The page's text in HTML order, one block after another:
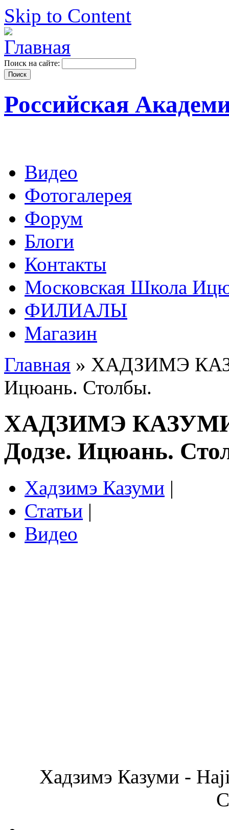
Skip to Content
Поиск на сайте:
Российская
Видео
Фотогалерея
Форум
Блоги
Контакты
Московская Школа
ФИЛИАЛЫ
Магазин
Главная » ХАДЗИМЭ
Ицюань. Столбы.
ХАДЗИМЭ КАЗУМИ
Додзе. Ицюань.
Хадзимэ Казуми |
Статьи |
Видео
Хадзимэ Казуми -